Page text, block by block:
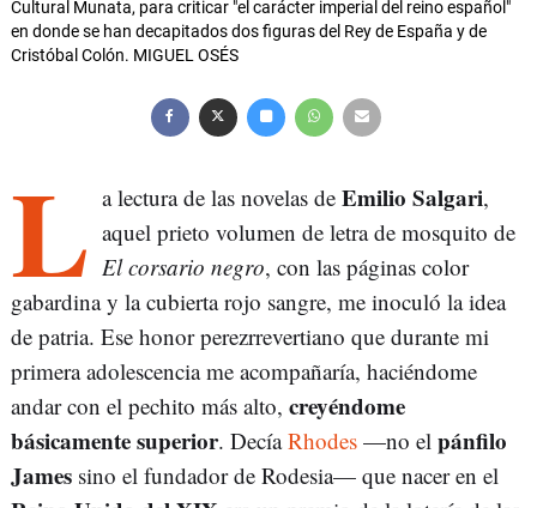
Cultural Munata, para criticar "el carácter imperial del reino español"
en donde se han decapitados dos figuras del Rey de España y de
Cristóbal Colón. MIGUEL OSÉS
L a lectura de las novelas de Emilio Salgari,
aquel prieto volumen de letra de mosquito de
El corsario negro, con las páginas color
gabardina y la cubierta rojo sangre, me inoculó la idea
de patria. Ese honor perezrrevertiano que durante mi
primera adolescencia me acompañaría, haciéndome
andar con el pechito más alto, creyéndome
básicamente superior. DecíaRhodes —no el pánfilo
James sino el fundador de Rodesia— que nacer en el